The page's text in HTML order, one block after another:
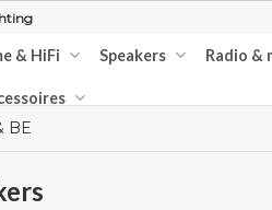
& HiFi Speakers Radio &
BE